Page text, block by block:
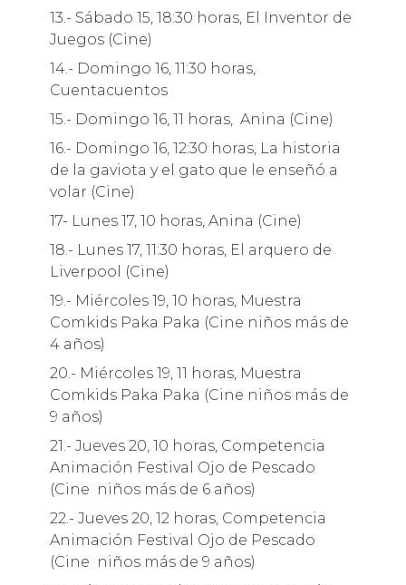
13.- Sábado 15, 18:30 horas, El Inventor de
Juegos (Cine)
14.- Domingo 16, 11:30 horas,
Cuentacuentos
15.- Domingo 16, 11 horas, Anina (Cine)
16.- Domingo 16, 12:30 horas, La historia
de la gaviota y el gato que le enseñó a
volar (Cine)
17- Lunes 17, 10 horas, Anina (Cine)
18.- Lunes 17, 11:30 horas, El arquero de
Liverpool (Cine)
19.- Miércoles 19, 10 horas, Muestra
Comkids Paka Paka (Cine niños más de
4 años)
20.- Miércoles 19, 11 horas, Muestra
Comkids Paka Paka (Cine niños más de
9 años)
21.- Jueves 20, 10 horas, Competencia
Animación Festival Ojo de Pescado
(Cine niños más de 6 años)
22.- Jueves 20, 12 horas, Competencia
Animación Festival Ojo de Pescado
(Cine niños más de 9 años)